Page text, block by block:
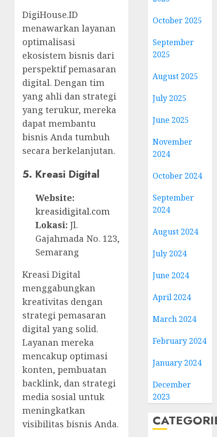
DigiHouse.ID
menawarkan layanan
optimalisasi
ekosistem bisnis dari
perspektif pemasaran
digital. Dengan tim
yang ahli dan strategi
yang terukur, mereka
dapat membantu
bisnis Anda tumbuh
secara berkelanjutan.
5. Kreasi Digital
Website:
kreasidigital.com
Lokasi: Jl.
Gajahmada No. 123,
Semarang
Kreasi Digital
menggabungkan
kreativitas dengan
strategi pemasaran
digital yang solid.
Layanan mereka
mencakup optimasi
konten, pembuatan
backlink, dan strategi
media sosial untuk
meningkatkan
visibilitas bisnis Anda.
October 2025
September
2025
August 2025
July 2025
June 2025
November
2024
October 2024
September
2024
August 2024
July 2024
June 2024
April 2024
March 2024
February 2024
January 2024
December
2023